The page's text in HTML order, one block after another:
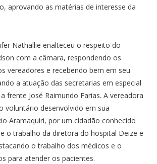
aprovando as matérias de interesse da
Nathallie enalteceu o respeito do
com a câmara, respondendo os
vereadores e recebendo bem em seu
a atuação das secretarias em especial
frente José Raimundo Farias. A vereadora
voluntário desenvolvido em sua
Aramaquiri, por um cidadão conhecido
o trabalho da diretora do hospital Deize e
o trabalho dos médicos e o
para atender os pacientes.